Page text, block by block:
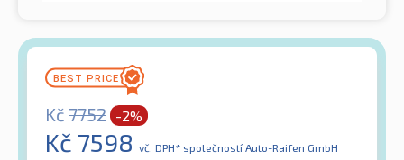
Kč 7752 -2%
Kč 7598 vč. DPH* společností Auto-Raifen GmbH